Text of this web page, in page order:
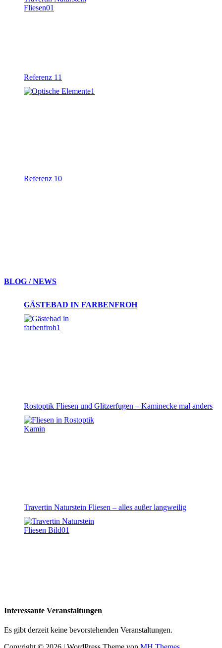
Referenz 11
Referenz 10
BLOG / NEWS
GÄSTEBAD IN FARBENFROH
Rostoptik Fliesen und Glitzerfugen – Kaminecke mal anders
Travertin Naturstein Fliesen – alles außer langweilig
Interessante Veranstaltungen
Es gibt derzeit keine bevorstehenden Veranstaltungen.